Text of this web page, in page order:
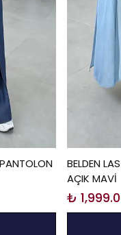
BELDEN
AÇIK MAVİ
₺